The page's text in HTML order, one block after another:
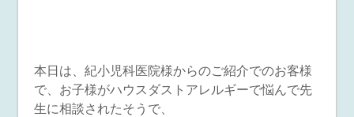
本日は、紀小児科医院様からのご紹介でのお客様
で、お子様がハウスダストアレルギーで悩んで先
生に相談されたそうで、